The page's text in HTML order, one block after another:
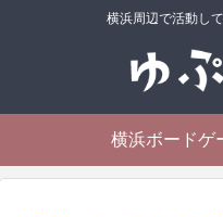
横浜周辺で活動し
横浜ボードゲ